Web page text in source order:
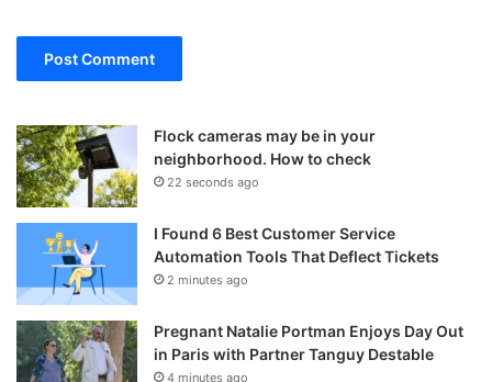
Flock cameras may be in your
neighborhood. How to check
22 seconds ago
I Found 6 Best Customer Service
Automation Tools That Deflect Tickets
2 minutes ago
Pregnant Natalie Portman Enjoys Day Out
in Paris with Partner Tanguy Destable
4 minutes ago